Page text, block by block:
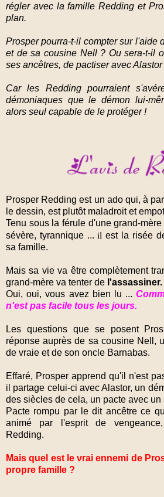
régler avec la famille Redding et
plan.
Prosper pourra-t-il compter sur l'aide
et de sa cousine Nell ? Ou sera-t-il
ses ancêtres, de pactiser avec Alastor
Car les Redding pourraient
démoniaques que le démon lui-
alors seul capable de le protéger !
Prosper Redding est un ado qui, à
le dessin, est plutôt maladroit et
Tenu sous la férule d'une grand-
sévère, tyrannique ...il est la risée
sa famille.
Mais sa vie va être complètement
grand-mère va tenter de l'assassiner.
Oui, oui, vous avez bien lu ...
n'est pas facile tous les jours.
Les questions que se posent
réponse auprès de sa cousine Nell,
de vraie et de son oncle Barnabas.
Effaré, Prosper apprend qu'il n'est
il partage celui-ci avec Alastor, un
des siècles de cela, un pacte avec un
Pacte rompu par le dit ancêtre ce
animé par l'esprit de
Redding.
Mais quel est le vrai ennemi de
propre famille ?